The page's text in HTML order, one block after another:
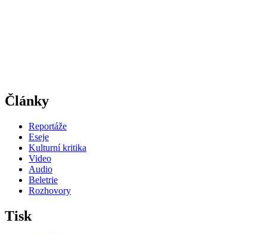
Články
Reportáže
Eseje
Kulturní kritika
Video
Audio
Beletrie
Rozhovory
Tisk